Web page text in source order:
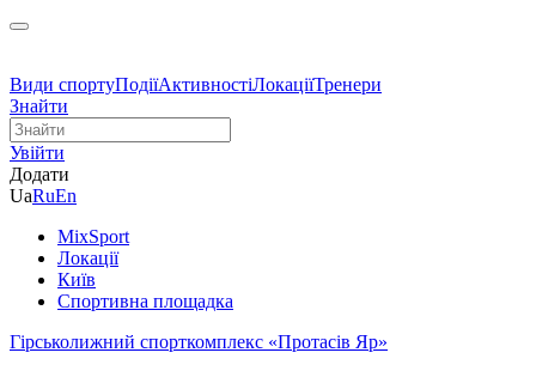
Види спортуПодіїАктивностіЛокаціїТренери
Знайти
Увійти
Додати
UaRuEn
MixSport
Локації
Київ
Спортивна площадка
Гірськолижний спорткомплекс «Протасів Яр»